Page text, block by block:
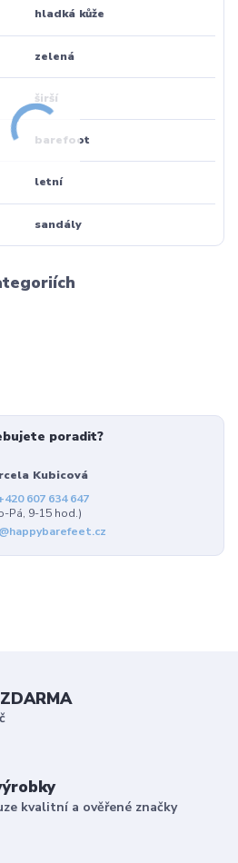
hladká kůže
zelená
širší
barefoot
letní
sandály
poradit?
Kubicová
607 634 647
Pá, 9-15 hod.)
kvalitní a ověřené značky